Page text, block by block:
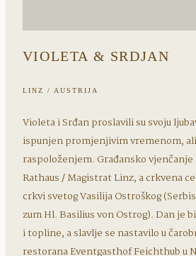
VIOLETA & SRDJAN
LINZ / AUSTRIJA
Violeta i Srđan proslavili su svoju
ispunjen promjenjivim vremenom,
raspoloženjem. Građansko vjenčanje
Rathaus / Magistrat Linz, a crkvena
crkvi svetog Vasilija Ostroškog
zum Hl. Basilius von Ostrog). Dan je
i topline, a slavlje se nastavilo u
restorana Eventgasthof Feichthub u